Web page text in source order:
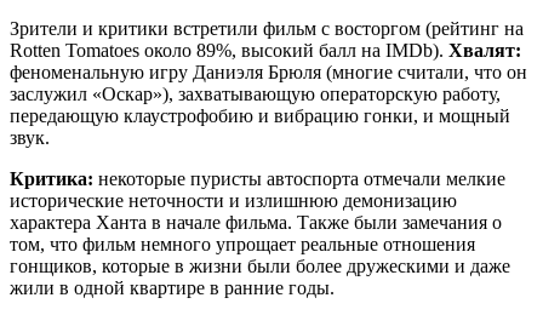
Зрители и критики встретили фильм с восторгом (рейтинг на
Rotten Tomatoes около 89%, высокий балл на IMDb). Хвалят:
феноменальную игру Даниэля Брюля (многие считали, что он
заслужил «Оскар»), захватывающую операторскую работу,
передающую клаустрофобию и вибрацию гонки, и мощный
звук.
Критика: некоторые пуристы автоспорта отмечали мелкие
исторические неточности и излишнюю демонизацию
характера Ханта в начале фильма. Также были замечания о
том, что фильм немного упрощает реальные отношения
гонщиков, которые в жизни были более дружескими и даже
жили в одной квартире в ранние годы.